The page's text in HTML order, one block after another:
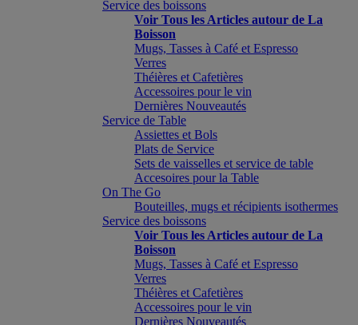
Service des boissons
Voir Tous les Articles autour de La
Boisson
Mugs, Tasses à Café et Espresso
Verres
Théières et Cafetières
Accessoires pour le vin
Dernières Nouveautés
Service de Table
Assiettes et Bols
Plats de Service
Sets de vaisselles et service de table
Accesoires pour la Table
On The Go
Bouteilles, mugs et récipients isothermes
Service des boissons
Voir Tous les Articles autour de La
Boisson
Mugs, Tasses à Café et Espresso
Verres
Théières et Cafetières
Accessoires pour le vin
Dernières Nouveautés